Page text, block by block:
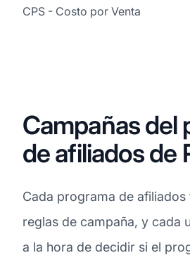
CPS - Costo por Venta
Campañas del
de afiliados de
Cada programa de
reglas de campaña, y cada
a la hora de decidir si el